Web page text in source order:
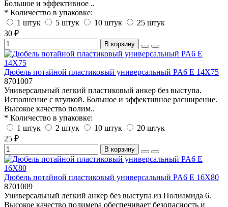
Большое и эффективное ..
* Количество в упаковке:
1 штук
5 штук 10 штук
25 штук
30 ₽
В корзину
Дюбель потайной пластиковый универсальный PA6 E 14X75
8701007
Универсальный легкий пластиковый анкер без выступа.
Исполнение с втулкой. Большое и эффективное расширение.
Высокое качество полим..
* Количество в упаковке:
1 штук
2 штук 10 штук
20 штук
25 ₽
В корзину
Дюбель потайной пластиковый универсальный PA6 E 16X80
8701009
Универсальный легкий анкер без выступа из Полиамида 6.
Высокое качество полимера обеспечивает безопасность и